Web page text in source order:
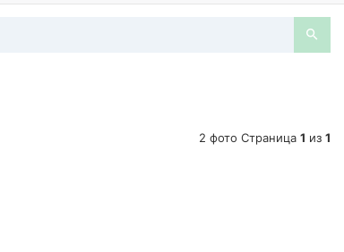
2 фото Страница 1 из 1